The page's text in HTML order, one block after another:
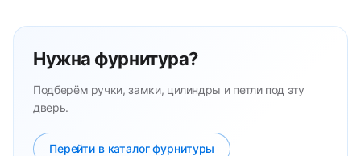
Нужна фурнитура?
Подберём ручки, замки, цилиндры и петли под эту
дверь.
Перейти в каталог фурнитуры